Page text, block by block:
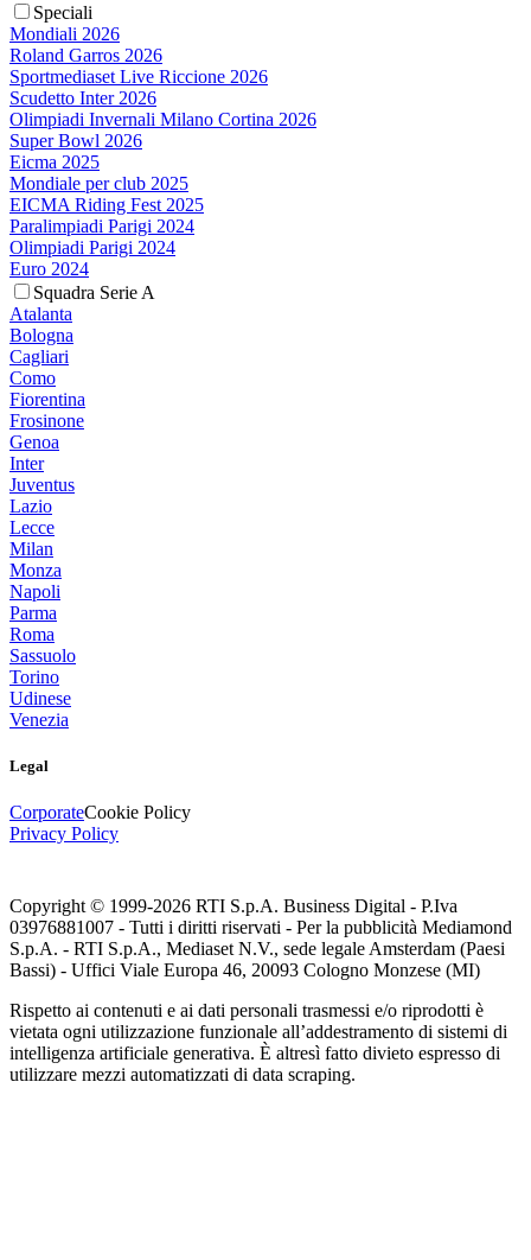
Speciali
Mondiali 2026
Roland Garros 2026
Sportmediaset Live Riccione 2026
Scudetto Inter 2026
Olimpiadi Invernali Milano Cortina 2026
Super Bowl 2026
Eicma 2025
Mondiale per club 2025
EICMA Riding Fest 2025
Paralimpiadi Parigi 2024
Olimpiadi Parigi 2024
Euro 2024
Squadra Serie A
Atalanta
Bologna
Cagliari
Como
Fiorentina
Frosinone
Genoa
Inter
Juventus
Lazio
Lecce
Milan
Monza
Napoli
Parma
Roma
Sassuolo
Torino
Udinese
Venezia
Legal
CorporateCookie Policy
Privacy Policy
Copyright © 1999-2026 RTI S.p.A. Business Digital - P.Iva
03976881007 - Tutti i diritti riservati - Per la pubblicità Mediamond
S.p.A. - RTI S.p.A., Mediaset N.V., sede legale Amsterdam (Paesi
Bassi) - Uffici Viale Europa 46, 20093 Cologno Monzese (MI)
Rispetto ai contenuti e ai dati personali trasmessi e/o riprodotti è
vietata ogni utilizzazione funzionale all’addestramento di sistemi di
intelligenza artificiale generativa. È altresì fatto divieto espresso di
utilizzare mezzi automatizzati di data scraping.